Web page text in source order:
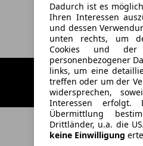
Dadurch ist es
Ihren Interessen
und dessen
unten rechts, um
Cookies und der
personenbezogener
links, um eine
treffen oder um der
widersprechen,
Interessen erfolgt.
Übermittlung
Drittländer, u.a. die
keine Einwilligung